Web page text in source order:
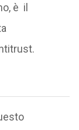
è il